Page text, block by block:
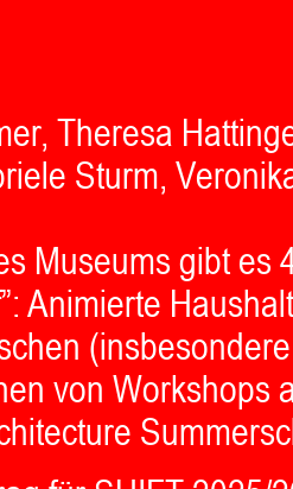
Theresa
Sturm,
Museums gibt
Animierte
von